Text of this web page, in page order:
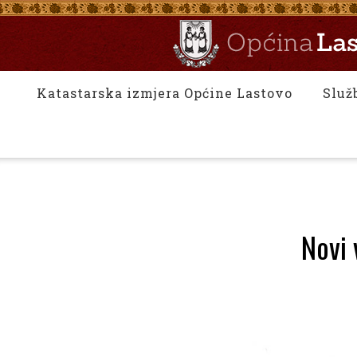
Katastarska izmjera Općine Lastovo